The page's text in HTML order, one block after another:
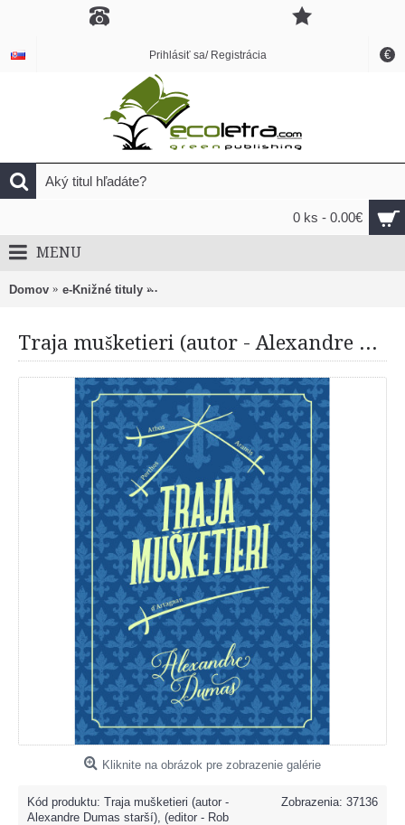
€
Prihlásiť sa/ Registrácia
0 ks - 0.00€
MENU
Domov e-Knižné tituly Traja mušketieri (autor - Alexandre Dumas
Traja mušketieri (autor - Alexandre Dumas starší), (editor - Robert Hodosi)
Kliknite na obrázok pre zobrazenie galérie
Zobrazenia: 37136
Kód produktu: Traja mušketieri (autor -
Alexandre Dumas starší), (editor - Rob